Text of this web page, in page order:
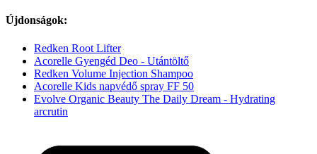
Újdonságok:
Redken Root Lifter
Acorelle Gyengéd Deo - Utántöltő
Redken Volume Injection Shampoo
Acorelle Kids napvédő spray FF 50
Evolve Organic Beauty The Daily Dream - Hydrating
arcrutin